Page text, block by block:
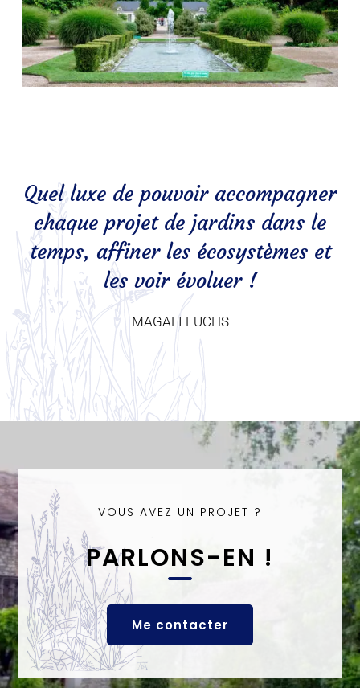
Quel luxe de pouvoir accompagner
chaque projet de jardins dans le
temps, affiner les écosystèmes et
les voir évoluer !
MAGALI FUCHS
VOUS AVEZ UN PROJET ?
PARLONS-EN !
Me contacter